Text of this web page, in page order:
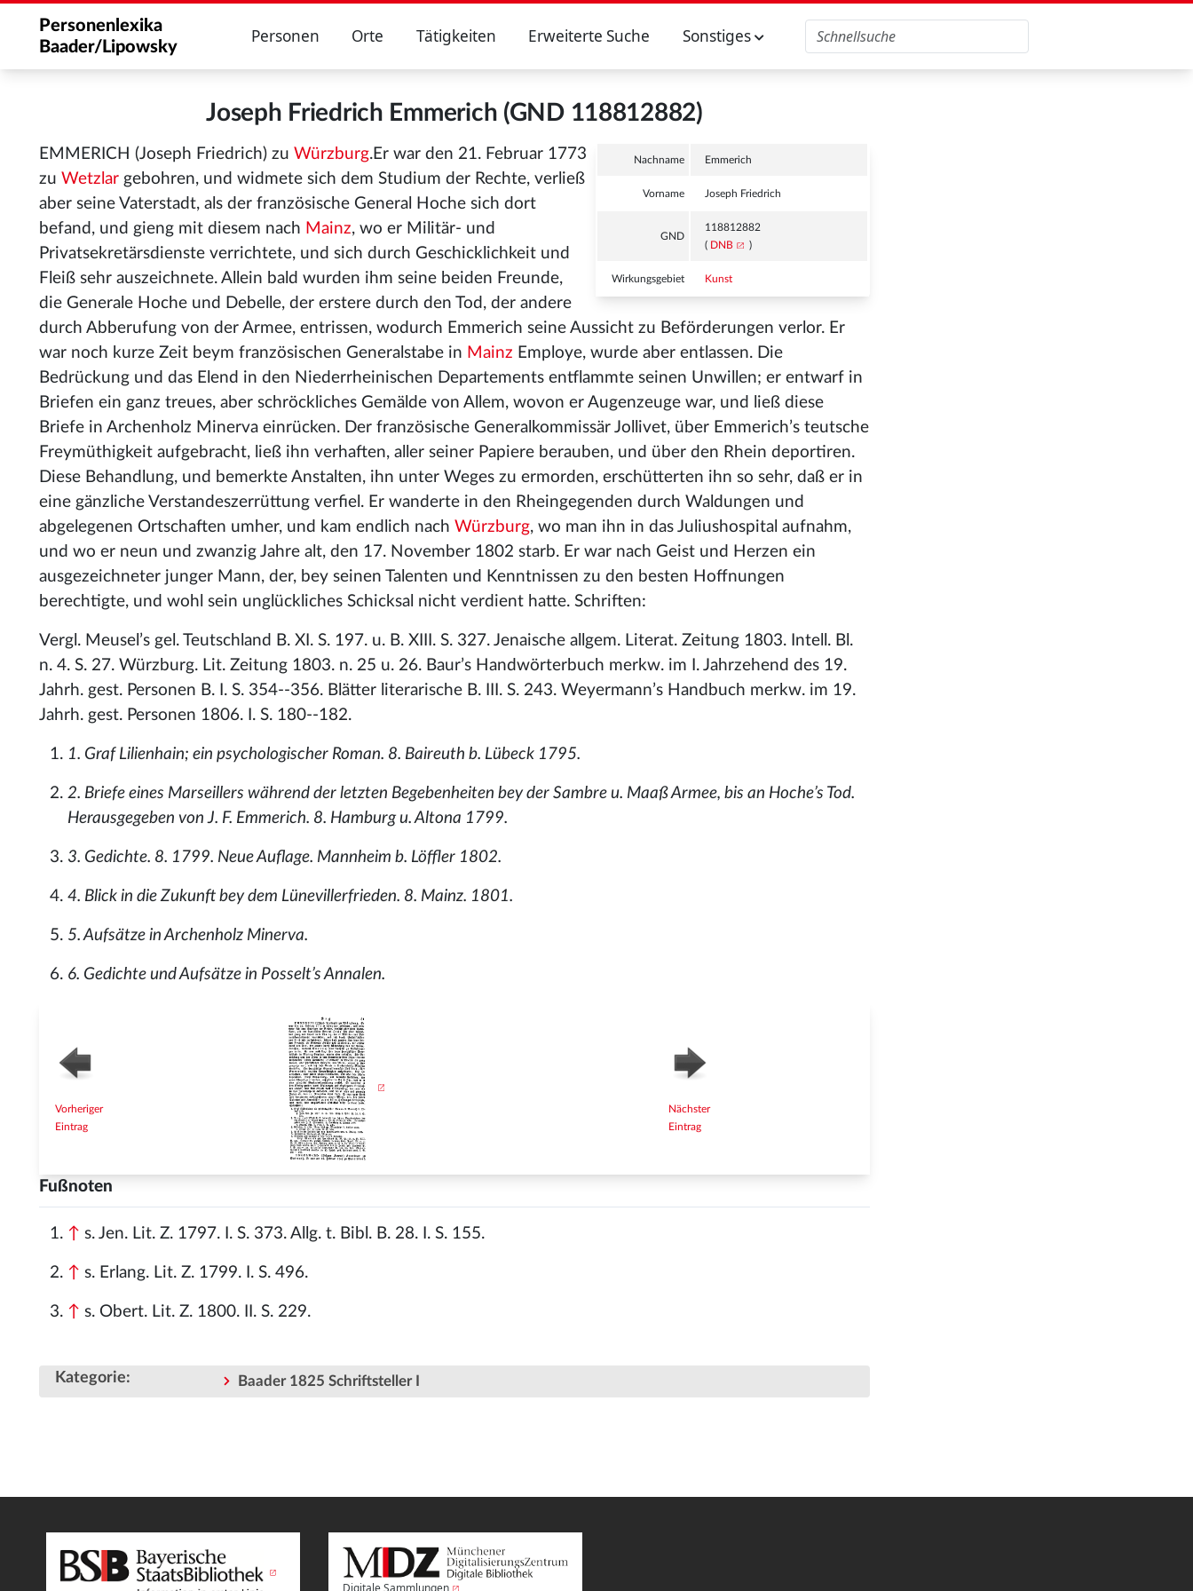
Personenlexika
Baader/Lipowsky
Personen Orte Tätigkeiten Erweiterte Suche Sonstiges
Joseph Friedrich Emmerich (GND 118812882)
Nachname Emmerich
Vorname Joseph Friedrich
GND
118812882
( DNB )
Wirkungsgebiet Kunst
EMMERICH (Joseph Friedrich) zu Würzburg.Er war den 21. Februar 1773
zu Wetzlar gebohren, und widmete sich dem Studium der Rechte, verließ
aber seine Vaterstadt, als der französische General Hoche sich dort
befand, und gieng mit diesem nach Mainz, wo er Militär- und
Privatsekretärsdienste verrichtete, und sich durch Geschicklichkeit und
Fleiß sehr auszeichnete. Allein bald wurden ihm seine beiden Freunde,
die Generale Hoche und Debelle, der erstere durch den Tod, der andere
durch Abberufung von der Armee, entrissen, wodurch Emmerich seine Aussicht zu Beförderungen verlor. Er
war noch kurze Zeit beym französischen Generalstabe in Mainz Employe, wurde aber entlassen. Die
Bedrückung und das Elend in den Niederrheinischen Departements entflammte seinen Unwillen; er entwarf in
Briefen ein ganz treues, aber schröckliches Gemälde von Allem, wovon er Augenzeuge war, und ließ diese
Briefe in Archenholz Minerva einrücken. Der französische Generalkommissär Jollivet, über Emmerich’s teutsche
Freymüthigkeit aufgebracht, ließ ihn verhaften, aller seiner Papiere berauben, und über den Rhein deportiren.
Diese Behandlung, und bemerkte Anstalten, ihn unter Weges zu ermorden, erschütterten ihn so sehr, daß er in
eine gänzliche Verstandeszerrüttung verfiel. Er wanderte in den Rheingegenden durch Waldungen und
abgelegenen Ortschaften umher, und kam endlich nach Würzburg, wo man ihn in das Juliushospital aufnahm,
und wo er neun und zwanzig Jahre alt, den 17. November 1802 starb. Er war nach Geist und Herzen ein
ausgezeichneter junger Mann, der, bey seinen Talenten und Kenntnissen zu den besten Hoffnungen
berechtigte, und wohl sein unglückliches Schicksal nicht verdient hatte. Schriften:
Vergl. Meusel’s gel. Teutschland B. XI. S. 197. u. B. XIII. S. 327. Jenaische allgem. Literat. Zeitung 1803. Intell. Bl.
n. 4. S. 27. Würzburg. Lit. Zeitung 1803. n. 25 u. 26. Baur’s Handwörterbuch merkw. im I. Jahrzehend des 19.
Jahrh. gest. Personen B. I. S. 354--356. Blätter literarische B. III. S. 243. Weyermann’s Handbuch merkw. im 19.
Jahrh. gest. Personen 1806. I. S. 180--182.
1. Graf Lilienhain; ein psychologischer Roman. 8. Baireuth b. Lübeck 1795.
2. Briefe eines Marseillers während der letzten Begebenheiten bey der Sambre u. Maaß Armee, bis an Hoche’s Tod.
Herausgegeben von J. F. Emmerich. 8. Hamburg u. Altona 1799.
3. Gedichte. 8. 1799. Neue Auflage. Mannheim b. Löffler 1802.
4. Blick in die Zukunft bey dem Lünevillerfrieden. 8. Mainz. 1801.
5. Aufsätze in Archenholz Minerva.
6. Gedichte und Aufsätze in Posselt’s Annalen.
Vorheriger
Eintrag
Nächster
Eintrag
Fußnoten
↑ s. Jen. Lit. Z. 1797. I. S. 373. Allg. t. Bibl. B. 28. I. S. 155.
↑ s. Erlang. Lit. Z. 1799. I. S. 496.
↑ s. Obert. Lit. Z. 1800. II. S. 229.
Kategorie: Baader 1825 Schriftsteller I